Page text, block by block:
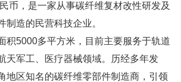
币，是一家从事碳纤维复材改性研发及
制造的民营科技企业。
积5000多平方米，目前主要服务于轨道
天军工、医疗器械领域。历经多年发
地区知名的碳纤维零部件制造商，引领